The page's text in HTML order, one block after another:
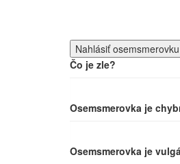
Čo je zle?
Osemsmerovka je
Osemsmerovka je